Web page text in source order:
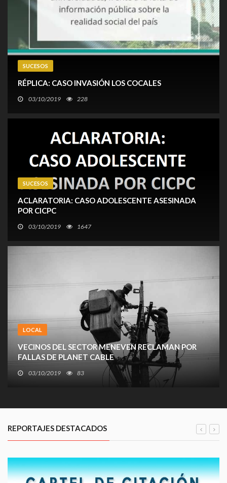
SUCESOS
RÉPLICA: CASO INVASIÓN LOS COCALES
03/10/2019 228
estado intentando invadir una casa en Los Cocales se
una réplica a la denuncia que hicieron los vecinos del sector.
SUCESOS
ACLARATORIA: CASO ADOLESCENTE ASESINADA
POR CICPC
03/10/2019 1647
Mundo Oriental, que el suceso donde pereció Betania
LOCAL
VECINOS DEL SECTOR MENEVEN RECLAMAN POR
FALLAS DE PLANET CABLE
03/10/2019 83
Un grupo de vecinos del sector Meneven reclaman por la
REPORTAJES DESTACADOS